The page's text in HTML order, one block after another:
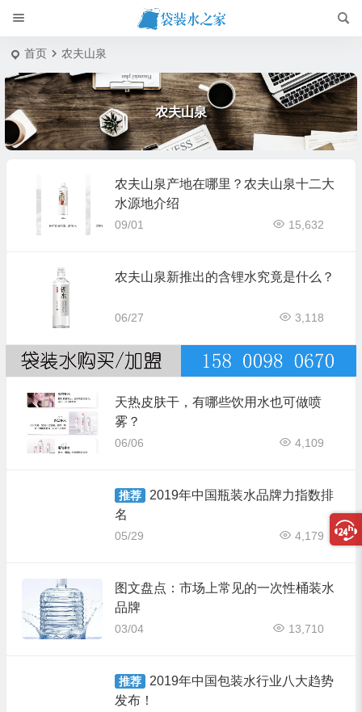
首页 农夫山泉
农夫山泉
农夫山泉产地在哪里？农夫山泉十二大
水源地介绍
09/01 15,632
农夫山泉新推出的含锂水究竟是什么？
06/27 3,118
天热皮肤干，有哪些饮用水也可做喷
雾？
06/06 4,109
推荐
2019年中国瓶装水品牌力指数排
名
05/29 4,179
图文盘点：市场上常见的一次性桶装水
品牌
03/04 13,710
推荐
2019年中国包装水行业八大趋势
发布！